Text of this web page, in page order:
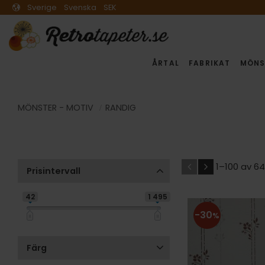
Sverige Svenska SEK
ÅRTAL FABRIKAT
MÖNSTER - MOTIV RANDIG
Prisintervall
42 1 495
Färg
1–100 av
30%